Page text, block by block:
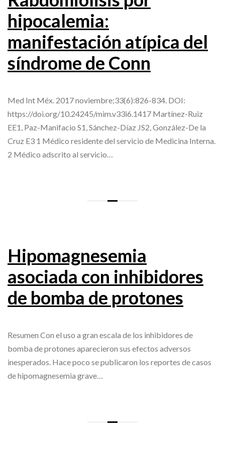
hipocalemia:
manifestación atípica del
síndrome de Conn
Med Int Méx. 2017 noviembre;33(6):826-834. DOI:
https://doi.org/10.24245/mim.v33i6.1417 Martínez-Ruiz
EE1, Paz-Manifacio S1, Sánchez-Díaz JS2, González-De la
Cruz E3 1 Médico residente del servicio de Medicina Interna.
2 Médico adscrito al servicio…
Hipomagnesemia
asociada con inhibidores
de bomba de protones
Resumen Con el uso a gran escala de los inhibidores de
bomba de protones aparecieron sus efectos adversos
inesperados. Hace poco se publicaron los reportes de casos
de hipomagnesemia grave…